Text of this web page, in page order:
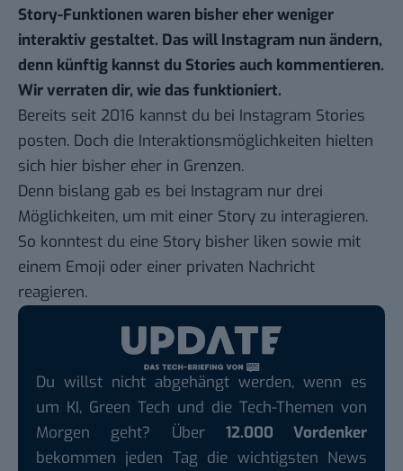
Story-Funktionen waren bisher eher weniger
interaktiv gestaltet. Das will Instagram nun ändern,
denn künftig kannst du Stories auch kommentieren.
Wir verraten dir, wie das funktioniert.
Bereits seit 2016 kannst du bei Instagram Stories
posten. Doch die Interaktionsmöglichkeiten hielten
sich hier bisher eher in Grenzen.
Denn bislang gab es bei Instagram nur drei
Möglichkeiten, um mit einer Story zu interagieren.
So konntest du eine Story bisher liken sowie mit
einem Emoji oder einer privaten Nachricht
reagieren.
Du willst nicht abgehängt werden, wenn es
um KI, Green Tech und die Tech-Themen von
Morgen geht? Über 12.000 Vordenker
bekommen jeden Tag die wichtigsten News